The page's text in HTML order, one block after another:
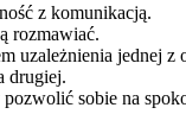
z komunikacją.
rozmawiać.
uzależnienia jednej z
drugiej.
pozwolić sobie na